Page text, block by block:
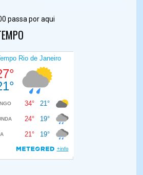
passa por aqui